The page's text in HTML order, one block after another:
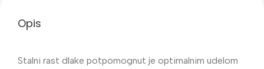
Opis
Stalni rast dlake potpomognut je optimalnim udelom